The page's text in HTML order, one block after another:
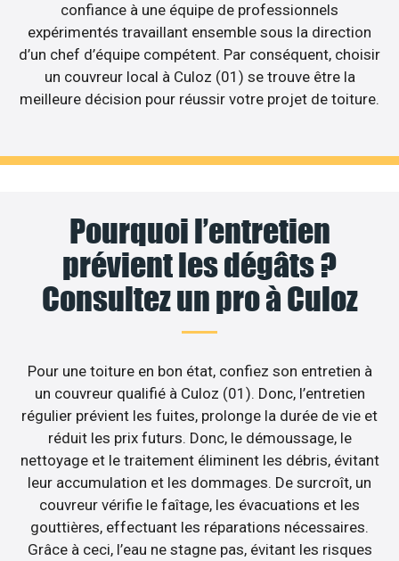
confiance à une équipe de professionnels
expérimentés travaillant ensemble sous la direction
d’un chef d’équipe compétent. Par conséquent, choisir
un couvreur local à Culoz (01) se trouve être la
meilleure décision pour réussir votre projet de toiture.
Pourquoi l’entretien
prévient les dégâts ?
Consultez un pro à Culoz
Pour une toiture en bon état, confiez son entretien à
un couvreur qualifié à Culoz (01). Donc, l’entretien
régulier prévient les fuites, prolonge la durée de vie et
réduit les prix futurs. Donc, le démoussage, le
nettoyage et le traitement éliminent les débris, évitant
leur accumulation et les dommages. De surcroît, un
couvreur vérifie le faîtage, les évacuations et les
gouttières, effectuant les réparations nécessaires.
Grâce à ceci, l’eau ne stagne pas, évitant les risques